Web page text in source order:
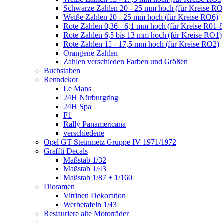
Schwarze Zahlen 20 - 25 mm hoch (für Kreise
Weiße Zahlen 20 - 25 mm hoch (für Kreise RO6)
Rote Zahlen 0,36 - 6,1 mm hoch (für Kreise R01-
Rote Zahlen 6,5 bis 13 mm hoch (für Kreise RO1)
Rote Zahlen 13 - 17,5 mm hoch (für Kreise RO2)
Orangene Zahlen
Zahlen verschieden Farben und Größen
Buchstaben
Renndekor
Le Mans
24H Nürburgring
24H Spa
F1
Rally Panamericana
verschiedene
Opel GT Steinmetz Gruppe IV 1971/1972
Graffti Decals
Maßstab 1/32
Maßstab 1/43
Maßstab 1/87 + 1/160
Dioramen
Vitrinen Dekoration
Werbetafeln 1/43
Restauriere alte Motorräder